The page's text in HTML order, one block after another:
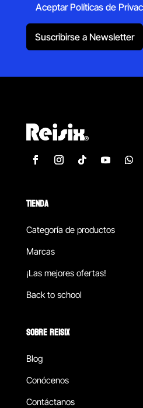
Aceptar Políticas de
Suscribirse a Newsletter
TIENDA
Categoría de productos
Marcas
¡Las mejores ofertas!
Back to school
SOBRE REISIX
Blog
Conócenos
Contáctanos